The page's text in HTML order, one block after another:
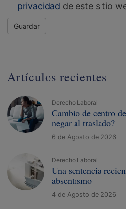
privacidad de este sitio
Guardar
Artículos recientes
Derecho Laboral
Cambio de centro
negar al traslado?
6 de Agosto de 2026
Derecho Laboral
Una sentencia
absentismo
4 de Agosto de 2026